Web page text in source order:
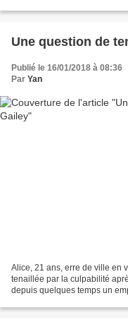
Une question de
Publié le 16/01/2018 à 08:36
Par Yan
Alice, 21 ans, erre de ville en
tenaillée par la culpabilité
depuis quelques temps un